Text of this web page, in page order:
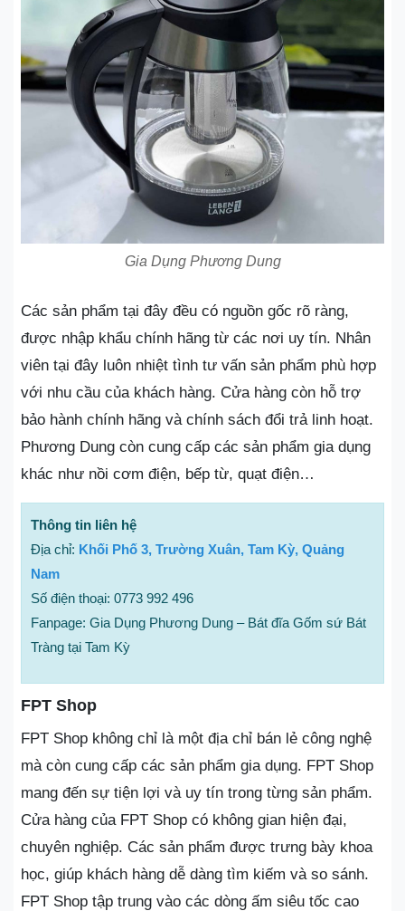
Gia Dụng Phương Dung
Các sản phẩm tại đây đều có nguồn gốc rõ ràng,
được nhập khẩu chính hãng từ các nơi uy tín. Nhân
viên tại đây luôn nhiệt tình tư vấn sản phẩm phù hợp
với nhu cầu của khách hàng. Cửa hàng còn hỗ trợ
bảo hành chính hãng và chính sách đổi trả linh hoạt.
Phương Dung còn cung cấp các sản phẩm gia dụng
khác như nồi cơm điện, bếp từ, quạt điện…
Thông tin liên hệ
Địa chỉ: Khối Phố 3, Trường Xuân, Tam Kỳ, Quảng
Nam
Số điện thoại: 0773 992 496
Fanpage: Gia Dụng Phương Dung – Bát đĩa Gốm sứ Bát
Tràng tại Tam Kỳ
FPT Shop
FPT Shop không chỉ là một địa chỉ bán lẻ công nghệ
mà còn cung cấp các sản phẩm gia dụng. FPT Shop
mang đến sự tiện lợi và uy tín trong từng sản phẩm.
Cửa hàng của FPT Shop có không gian hiện đại,
chuyên nghiệp. Các sản phẩm được trưng bày khoa
học, giúp khách hàng dễ dàng tìm kiếm và so sánh.
FPT Shop tập trung vào các dòng ấm siêu tốc cao